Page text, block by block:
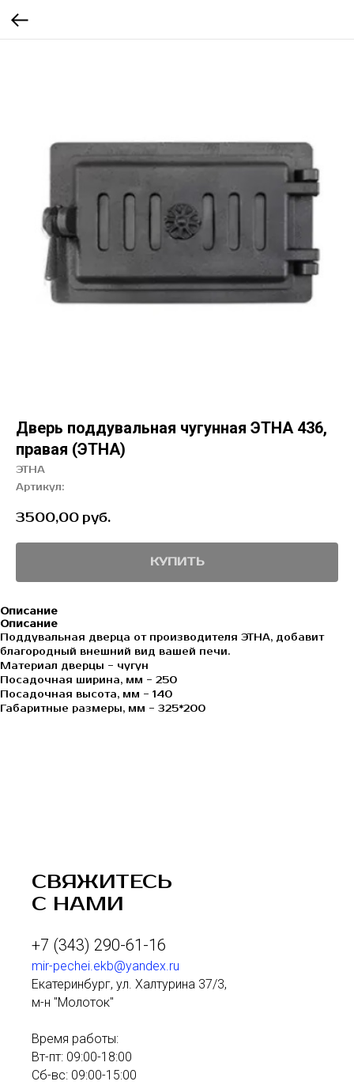
Дверь поддувальная чугунная ЭТНА 436,
правая (ЭТНА)
ЭТНА
Артикул:
3500,00 руб.
КУПИТЬ
Описание
Описание
Поддувальная дверца от производителя ЭТНА, добавит
благородный внешний вид вашей печи.
Материал дверцы - чугун
Посадочная ширина, мм - 250
Посадочная высота, мм - 140
Габаритные размеры, мм - 325*200
СВЯЖИТЕСЬ
С НАМИ
+7 (343) 290-61-16
mir-pechei.ekb@yandex.ru
Екатеринбург, ул. Халтурина 37/3,
м-н "Молоток"
Время работы:
Вт-пт: 09:00-18:00
Сб-вс: 09:00-15:00